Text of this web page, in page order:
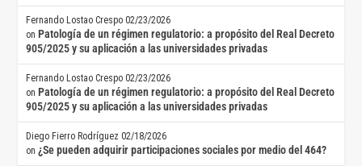
Fernando Lostao Crespo 02/23/2026
on Patología de un régimen regulatorio: a propósito del Real Decreto
905/2025 y su aplicación a las universidades privadas
Fernando Lostao Crespo 02/23/2026
on Patología de un régimen regulatorio: a propósito del Real Decreto
905/2025 y su aplicación a las universidades privadas
Diego Fierro Rodríguez 02/18/2026
on¿Se pueden adquirir participaciones sociales por medio del 464?